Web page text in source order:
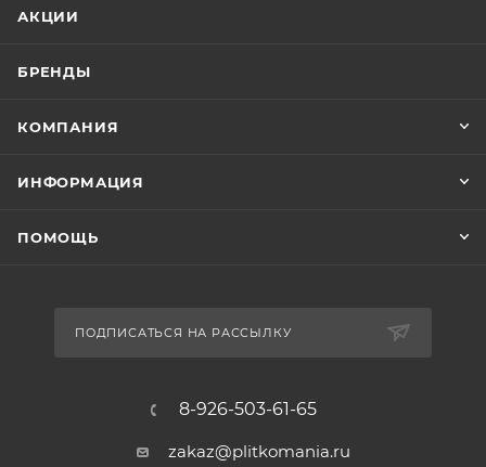
АКЦИИ
БРЕНДЫ
КОМПАНИЯ
ИНФОРМАЦИЯ
ПОМОЩЬ
ПОДПИСАТЬСЯ НА РАССЫЛКУ
8-926-503-61-65
zakaz@plitkomania.ru